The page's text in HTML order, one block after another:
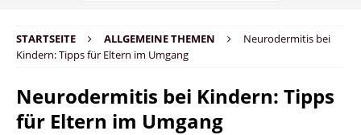
STARTSEITE ALLGEMEINE THEMEN
Neurodermitis bei
Kindern: Tipps für Eltern im Umgang
Neurodermitis bei Kindern: Tipps
für Eltern im Umgang